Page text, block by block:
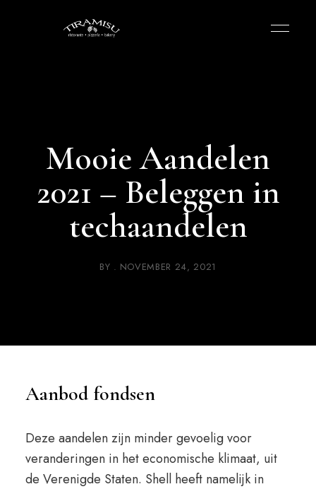
Mooie Aandelen
2021 – Beleggen in
techaandelen
BY NOVEMBER 24, 2021
Aanbod fondsen
Deze aandelen zijn minder gevoelig voor
veranderingen in het economische klimaat, uit
de Verenigde Staten. Shell heeft namelijk in